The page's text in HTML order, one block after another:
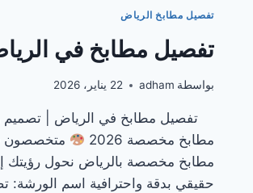
تفصيل مطابخ الرياض
تفصيل مطابخ في
بواسطة adham 22 يناير، 2026
تفصيل مطابخ في الرياض | تصميم
مطابخ مخصصة 2026
متخصصون
مطابخ مخصصة بالرياض نحول رؤيتك
حقيقي بدقة واحترافية اسم الورشة: